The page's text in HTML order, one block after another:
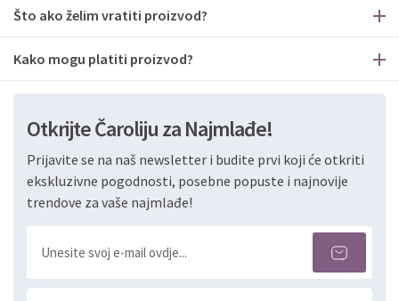
Što ako želim vratiti proizvod?
Kako mogu platiti proizvod?
Otkrijte Čaroliju za Najmlađe!
Prijavite se na naš newsletter i budite prvi koji će otkriti
ekskluzivne pogodnosti, posebne popuste i najnovije
trendove za vaše najmlađe!